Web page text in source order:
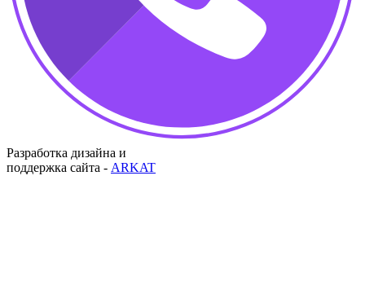
Разработка дизайна и
поддержка сайта - ARKAT